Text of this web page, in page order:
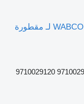
صمام التحكم في الفرامل WABCO 9710029000 لـ مقطورة